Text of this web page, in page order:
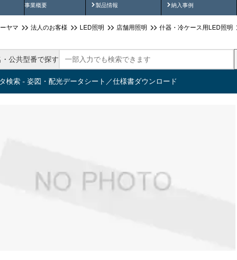
事業概要 製品情報
製品動画 納入事例
納入事例動画
ヤマ 法人のお客様 LED照明 店舗用照明 什器・冷ケース用LED照明
公共型番で探す
検索 - 姿図・配光データシート／仕様書ダウンロード